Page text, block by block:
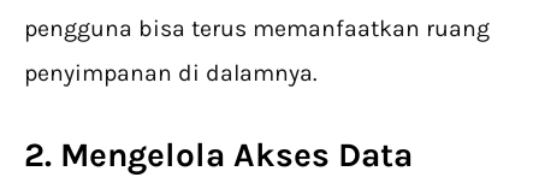
pengguna bisa terus memanfaatkan ruang
penyimpanan di dalamnya.
2. Mengelola Akses Data